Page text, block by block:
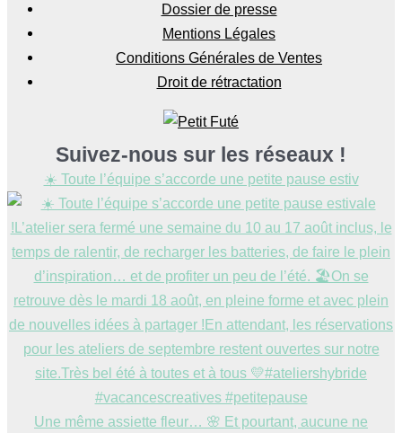
Dossier de presse
Mentions Légales
Conditions Générales de Ventes
Droit de rétractation
Suivez-nous sur les réseaux !
☀️ Toute l’équipe s’accorde une petite pause estiv
Une même assiette fleur… 🌸 Et pourtant, aucune ne